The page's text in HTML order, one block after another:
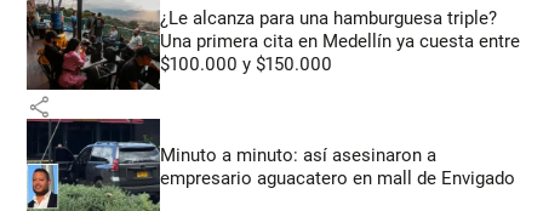
¿Le alcanza para una hamburguesa triple?
Una primera cita en Medellín ya cuesta entre
$100.000 y $150.000
share
Minuto a minuto: así asesinaron a
empresario aguacatero en mall de Envigado